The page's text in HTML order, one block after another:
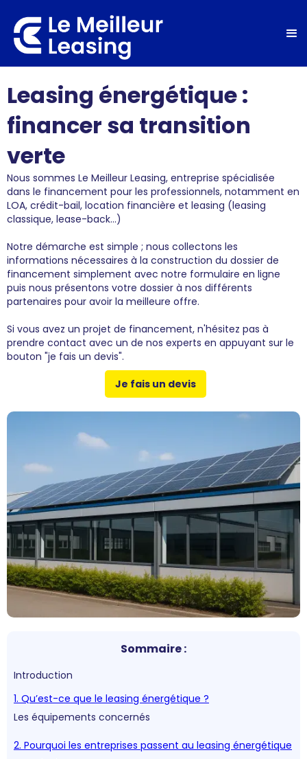
Leasing énergétique :
financer sa transition
verte
Nous sommes Le Meilleur Leasing, entreprise spécialisée
dans le financement pour les professionnels, notamment en
LOA, crédit-bail, location financière et leasing (leasing
classique, lease-back...)
Notre démarche est simple ; nous collectons les
informations nécessaires à la construction du dossier de
financement simplement avec notre formulaire en ligne
puis nous présentons votre dossier à nos différents
partenaires pour avoir la meilleure offre.
Si vous avez un projet de financement, n'hésitez pas à
prendre contact avec un de nos experts en appuyant sur le
bouton "je fais un devis".
Je fais un devis
Sommaire :
Introduction
1. Qu’est-ce que le leasing énergétique ?
Les équipements concernés
2. Pourquoi les entreprises passent au leasing énergétique